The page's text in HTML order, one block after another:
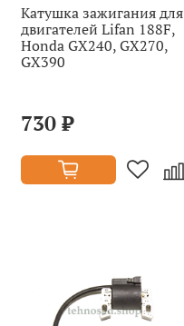
Катушка зажигания для
двигателей Lifan 188F,
Honda GX240, GX270,
GX390
730 ₽